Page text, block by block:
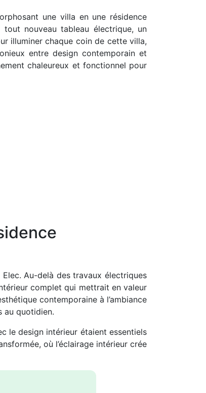
une villa en une résidence
tout nouveau tableau électrique, un
illuminer chaque coin de cette villa,
entre design contemporain et
chaleureux et fonctionnel pour
Au-delà des travaux électriques
complet qui mettrait en valeur
contemporaine à l’ambiance
au quotidien.
le design intérieur étaient essentiels
où l’éclairage intérieur crée